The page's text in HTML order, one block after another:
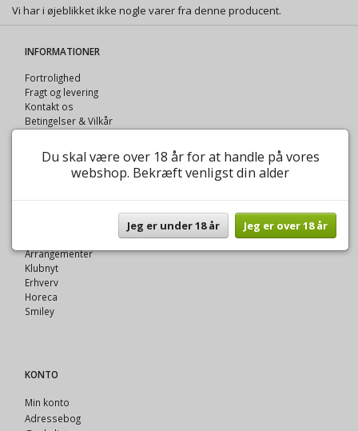
Vi har i øjeblikket ikke nogle varer fra denne producent.
INFORMATIONER
Fortrolighed
Fragt og levering
Kontakt os
Betingelser & Vilkår
VINOTEK A FYNNIS
Arrangementer
Klubnyt
Erhverv
Horeca
Smiley
KONTO
Min konto
Adressebog
Du skal være over 18 år for at handle på vores
webshop. Bekræft venligst din alder
Jeg er under 18 år Jeg er over 18 år